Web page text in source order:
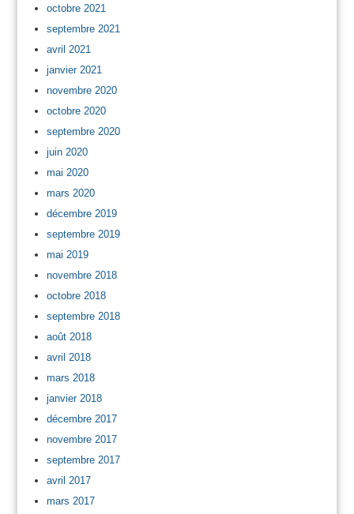
octobre 2021
septembre 2021
avril 2021
janvier 2021
novembre 2020
octobre 2020
septembre 2020
juin 2020
mai 2020
mars 2020
décembre 2019
septembre 2019
mai 2019
novembre 2018
octobre 2018
septembre 2018
août 2018
avril 2018
mars 2018
janvier 2018
décembre 2017
novembre 2017
septembre 2017
avril 2017
mars 2017